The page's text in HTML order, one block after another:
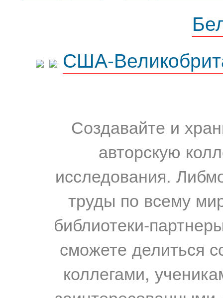
США-
Создавайте и
авторскую
исследования.
труды по всему
библиотеки-
сможете делиться
коллегами,